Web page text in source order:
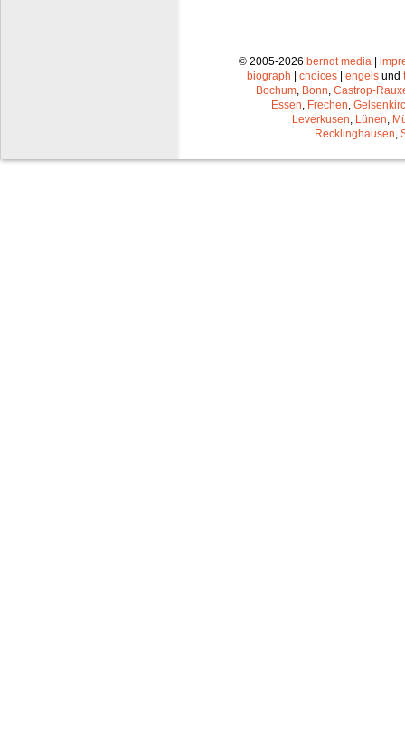
© 2005-2026 berndt media |
biograph | choices | engels und
Bochum Bonn Castrop-
Essen Frechen
Leverkusen Lünen
Recklinghausen